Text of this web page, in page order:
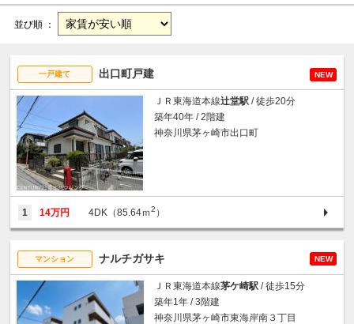
並び順 ：
一戸建て 出口町戸建 NEW
ＪＲ東海道本線辻堂駅 / 徒歩20分
築年40年 / 2階建
神奈川県茅ヶ崎市出口町
1 14万円 4DK（85.64ｍ2 ）
マンション ナルチガサキ NEW
ＪＲ東海道本線茅ケ崎駅 / 徒歩15分
築年1年 / 3階建
神奈川県茅ヶ崎市東海岸南３丁目